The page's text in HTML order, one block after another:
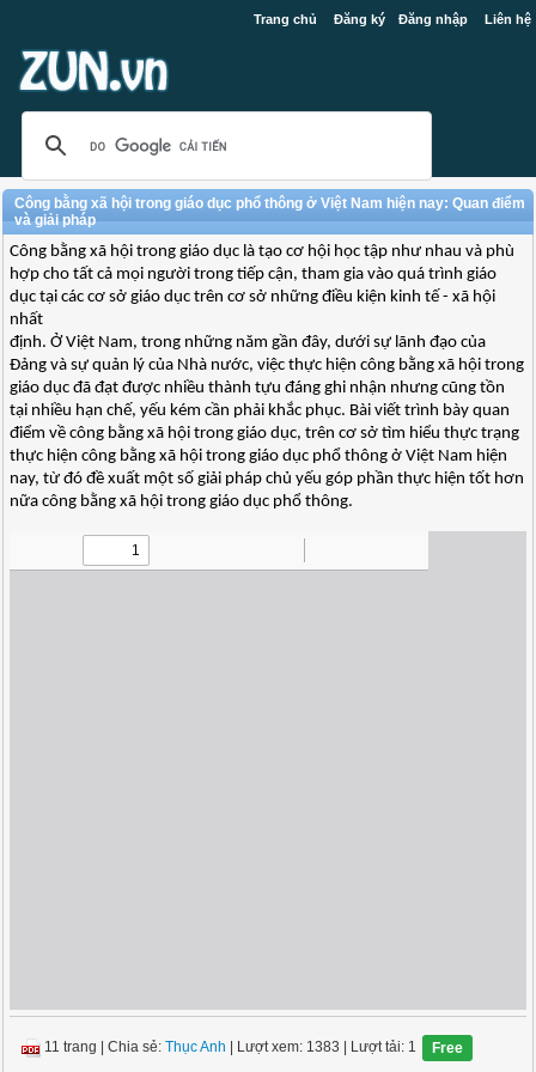
Trang chủ Đăng ký Đăng nhập Liên hệ
Công bằng xã hội trong giáo dục phổ thông ở Việt Nam hiện nay: Quan điểm
và giải pháp
Công bằng xã hội trong giáo dục là tạo cơ hội học tập như nhau và phù
hợp cho tất cả mọi người trong tiếp cận, tham gia vào quá trình giáo
dục tại các cơ sở giáo dục trên cơ sở những điều kiện kinh tế - xã hội
nhất
định. Ở Việt Nam, trong những năm gần đây, dưới sự lãnh đạo của
Đảng và sự quản lý của Nhà nước, việc thực hiện công bằng xã hội trong
giáo dục đã đạt được nhiều thành tựu đáng ghi nhận nhưng cũng tồn
tại nhiều hạn chế, yếu kém cần phải khắc phục. Bài viết trình bày quan
điểm về công bằng xã hội trong giáo dục, trên cơ sở tìm hiểu thực trạng
thực hiện công bằng xã hội trong giáo dục phổ thông ở Việt Nam hiện
nay, từ đó đề xuất một số giải pháp chủ yếu góp phần thực hiện tốt hơn
nữa công bằng xã hội trong giáo dục phổ thông.
11 trang |Chia sẻ:Thục Anh | Lượt xem: 1383 | Lượt tải: 1 Free